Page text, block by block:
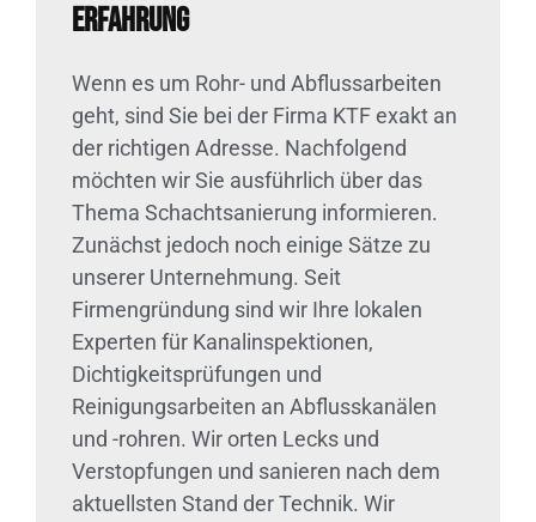
Erfahrung
Wenn es um Rohr- und Abflussarbeiten
geht, sind Sie bei der Firma KTF exakt an
der richtigen Adresse. Nachfolgend
möchten wir Sie ausführlich über das
Thema Schachtsanierung informieren.
Zunächst jedoch noch einige Sätze zu
unserer Unternehmung. Seit
Firmengründung sind wir Ihre lokalen
Experten für Kanalinspektionen,
Dichtigkeitsprüfungen und
Reinigungsarbeiten an Abflusskanälen
und -rohren. Wir orten Lecks und
Verstopfungen und sanieren nach dem
aktuellsten Stand der Technik. Wir